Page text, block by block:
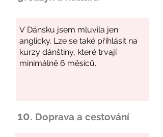
10. Doprava a cestování